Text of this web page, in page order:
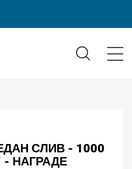
СЛИВ - 1000
НАГРАДЕ